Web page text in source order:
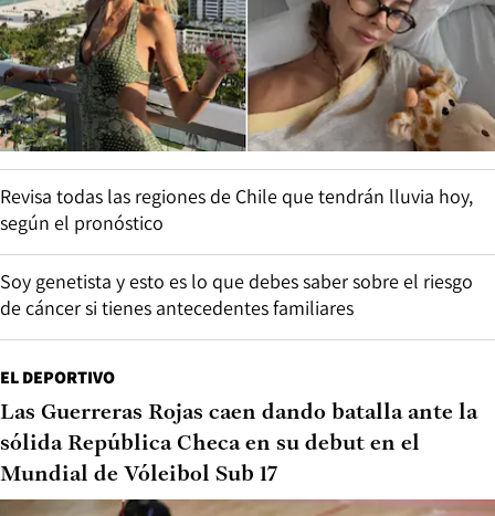
Revisa todas las regiones de Chile que tendrán lluvia hoy,
según el pronóstico
Soy genetista y esto es lo que debes saber sobre el riesgo
de cáncer si tienes antecedentes familiares
EL DEPORTIVO
Las Guerreras Rojas caen dando batalla ante la
sólida República Checa en su debut en el
Mundial de Vóleibol Sub 17